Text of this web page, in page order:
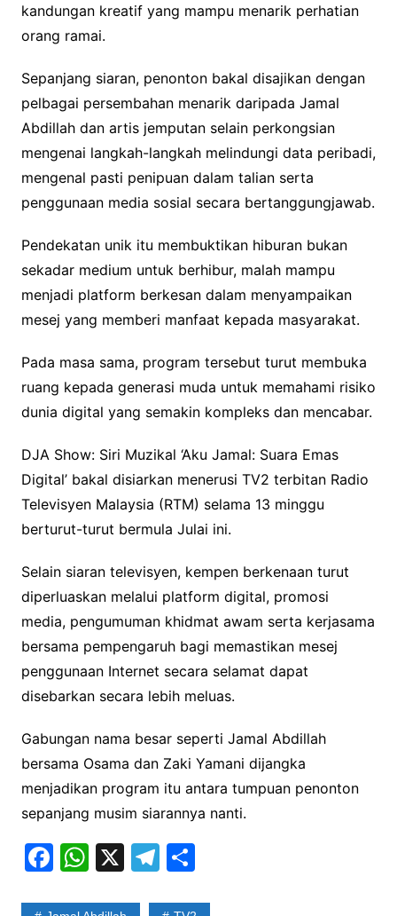
kandungan kreatif yang mampu menarik perhatian
orang ramai.
Sepanjang siaran, penonton bakal disajikan dengan
pelbagai persembahan menarik daripada Jamal
Abdillah dan artis jemputan selain perkongsian
mengenai langkah-langkah melindungi data peribadi,
mengenal pasti penipuan dalam talian serta
penggunaan media sosial secara bertanggungjawab.
Pendekatan unik itu membuktikan hiburan bukan
sekadar medium untuk berhibur, malah mampu
menjadi platform berkesan dalam menyampaikan
mesej yang memberi manfaat kepada masyarakat.
Pada masa sama, program tersebut turut membuka
ruang kepada generasi muda untuk memahami risiko
dunia digital yang semakin kompleks dan mencabar.
DJA Show: Siri Muzikal ‘Aku Jamal: Suara Emas
Digital’ bakal disiarkan menerusi TV2 terbitan Radio
Televisyen Malaysia (RTM) selama 13 minggu
berturut-turut bermula Julai ini.
Selain siaran televisyen, kempen berkenaan turut
diperluaskan melalui platform digital, promosi
media, pengumuman khidmat awam serta kerjasama
bersama pempengaruh bagi memastikan mesej
penggunaan Internet secara selamat dapat
disebarkan secara lebih meluas.
Gabungan nama besar seperti Jamal Abdillah
bersama Osama dan Zaki Yamani dijangka
menjadikan program itu antara tumpuan penonton
sepanjang musim siarannya nanti.
F W X T S